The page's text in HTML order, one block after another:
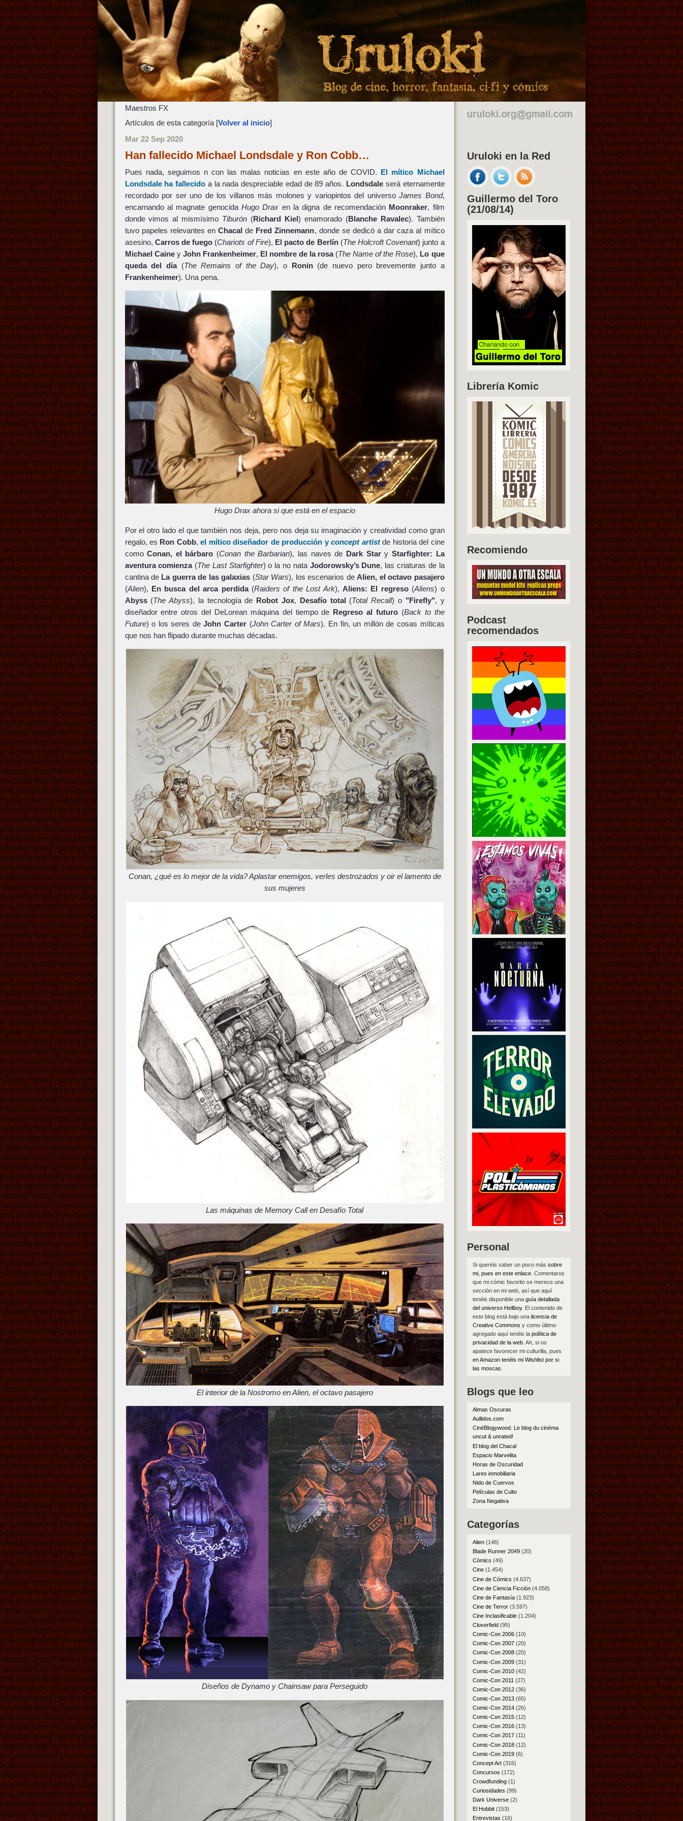
Maestros FX
Artículos de esta categoría [Volver al inicio]
Mar 22 Sep 2020
Han fallecido Michael Londsdale y Ron Cobb…
Pues nada, seguimos n con las malas noticias en este año de COVID. El mítico Michael
Londsdaleha fallecido a la nada despreciable edad de 89 años. Londsdale será eternamente
recordado por ser uno de los villanos más molones y variopintos del universoJames Bond,
encarnando al magnate genocida Hugo Drax en la digna de recomendación Moonraker, film
donde vimos al mismísimo Tiburón (Richard Kiel) enamorado (Blanche Ravalec). También
tuvo papeles relevantes enChacal de Fred Zinnemann, donde se dedicó a dar caza al mítico
asesino, Carros de fuego (Chariots of Fire), El pacto de Berlín(The Holcroft Covenant) junto a
Michael Cainey John Frankenheimer, El nombre de la rosa(The Name of the Rose), Lo que
queda del día(The Remains of the Day), o Ronin(de nuevo pero brevemente junto a
Frankenheimer). Una pena.
Hugo Drax ahora si que está en el espacio
Por el otro lado el que también nos deja, pero nos deja su imaginación y creatividad como gran
regalo, es Ron Cobb,el mítico diseñador de producción yconcept artistde historia del cine
comoConan, el bárbaro (Conan the Barbarian), las naves de Dark Stary Starfighter: La
aventura comienza(The Last Starfighter) o la no nata Jodorowsky’s Dune, las criaturas de la
cantina de La guerra de las galaxias (Star Wars), los escenarios deAlien, el octavo pasajero
(Alien), En busca del arca perdida(Raiders of the Lost Ark), Aliens: El regreso(Aliens) o
Abyss(The Abyss), la tecnología de Robot Jox, Desafío total (Total Recall) o "Firefly", y
diseñador entre otros del DeLorean máquina del tiempo de Regreso al futuro(Back to the
Future) o los seres deJohn Carter (John Carter of Mars). En fin, un millón de cosas míticas
que nos han flipado durante muchas décadas.
Conan, ¿qué es lo mejor de la vida? Aplastar enemigos, verles destrozados y oir el lamento de
sus mujeres
Las máquinas de Memory Call en Desafío Total
El interior de la Nostromo en Alien, el octavo pasajero
Diseños de Dynamo y Chainsaw para Perseguido
Uruloki en la Red
Guillermo del Toro
(21/08/14)
Librería Komic
Recomiendo
Podcast
recomendados
Personal
Si queréis saber un poco más sobre
mi, pues en este enlace. Comentaros
que mi cómic favorito se merece una
sección en mi web, así que aquí
tenéis disponible una guía detallada
del universo Hellboy. El contenido de
este blog está bajo una licencia de
Creative Commons y como último
agregado aquí tenéis la política de
privacidad de la web. Ah, si os
apatece favorecer mi culturilla, pues
en Amazon tenéis mi Wishlist por si
las moscas
Blogs que leo
Almas Oscuras
Aullidos.com
CinéBlogywood. Le blog du cinéma
uncut & unrated!
El blog del Chacal
Espacio Marvelita
Horas de Oscuridad
Lares inmobiliaria
Nido de Cuervos
Películas de Culto
Zona Negativa
Categorías
Alien(146)
Blade Runner 2049(20)
Cómics (49)
Cine(1.454)
Cine de Cómics (4.637)
Cine de Ciencia Ficción(4.058)
Cine de Fantasía(1.923)
Cine de Terror(3.597)
Cine Inclasificable(1.204)
Cloverfield(95)
Comic-Con 2006(10)
Comic-Con 2007(20)
Comic-Con 2008(20)
Comic-Con 2009(31)
Comic-Con 2010(42)
Comic-Con 2011 (27)
Comic-Con 2012(36)
Comic-Con 2013(65)
Comic-Con 2014(26)
Comic-Con 2015(12)
Comic-Con 2016(13)
Comic-Con 2017(11)
Comic-Con 2018(12)
Comic-Con 2019(6)
Concept Art(316)
Concursos (172)
Crowdfunding(1)
Curiosidades (99)
Dark Universe(2)
El Hobbit(153)
Entrevistas (16)